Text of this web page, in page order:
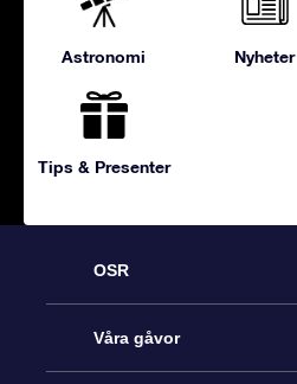
Astronomi Nyheter
Tips & Presenter
OSR
Kundtjänst
Våra gåvor